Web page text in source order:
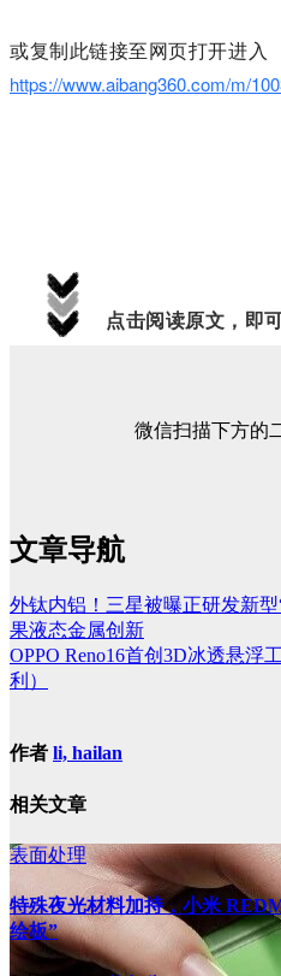
或复制此链接至网页打开进入
https://www.aibang360.com/m/
点击阅读原文，即
微信扫描下方的
文章导航
外钛内铝！三星被曝正研发新
果液态金属创新
OPPO Reno16首创3D冰透悬浮
利）
作者 li, hailan
相关文章
表面处理
特殊夜光材料加持，小米
绘板”